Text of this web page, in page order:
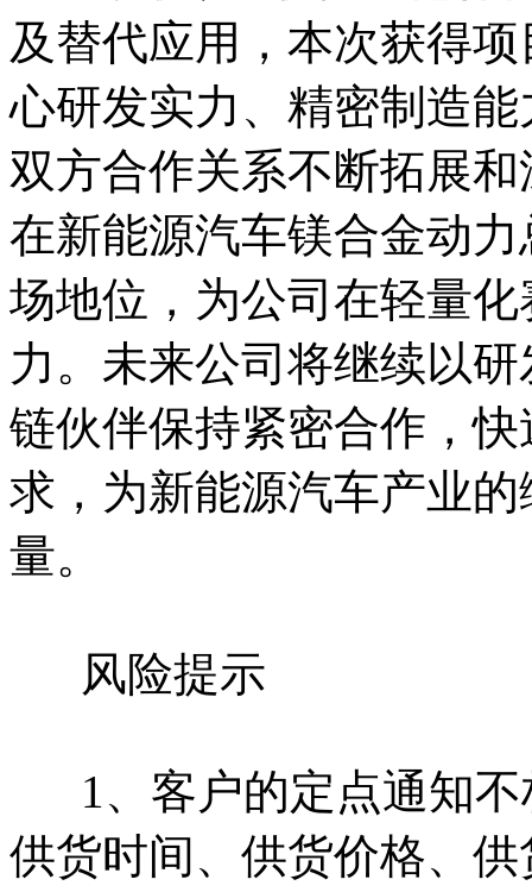
及替代应用，本次获得
心研发实力、精密制造
双方合作关系不断拓展
在新能源汽车镁合金动
场地位，为公司在轻量
力。未来公司将继续以
链伙伴保持紧密合作，
求，为新能源汽车产业
量。
风险提示
1、客户的定点通知不
供货时间、供货价格、